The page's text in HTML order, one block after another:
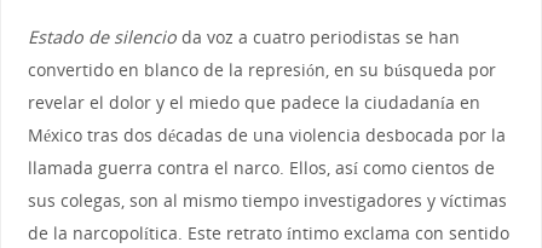
Estado de silencioda voz a cuatro periodistas se han
convertido en blanco de la represión, en su búsqueda por
revelar el dolor y el miedo que padece la ciudadanía en
México tras dos décadas de una violencia desbocada por la
llamada guerra contra el narco. Ellos, así como cientos de
sus colegas, son al mismo tiempo investigadores y víctimas
de la narcopolítica. Este retrato íntimo exclama con sentido